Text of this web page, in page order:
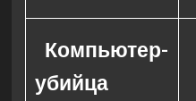
Компьютер-
убийца